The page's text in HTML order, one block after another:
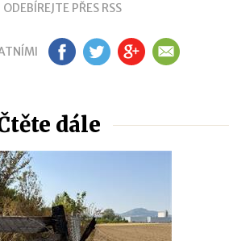
ODEBÍREJTE PŘES RSS
FB TW GP EM
dále